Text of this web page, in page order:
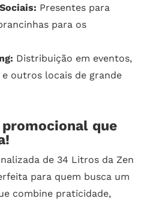
Presentes para
para os
Distribuição em eventos,
outros locais de grande
que
de 34 Litros da Zen
para quem busca um
combine praticidade,